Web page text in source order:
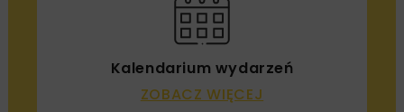
Kalendarium wydarzeń
ZOBACZ WIĘCEJ